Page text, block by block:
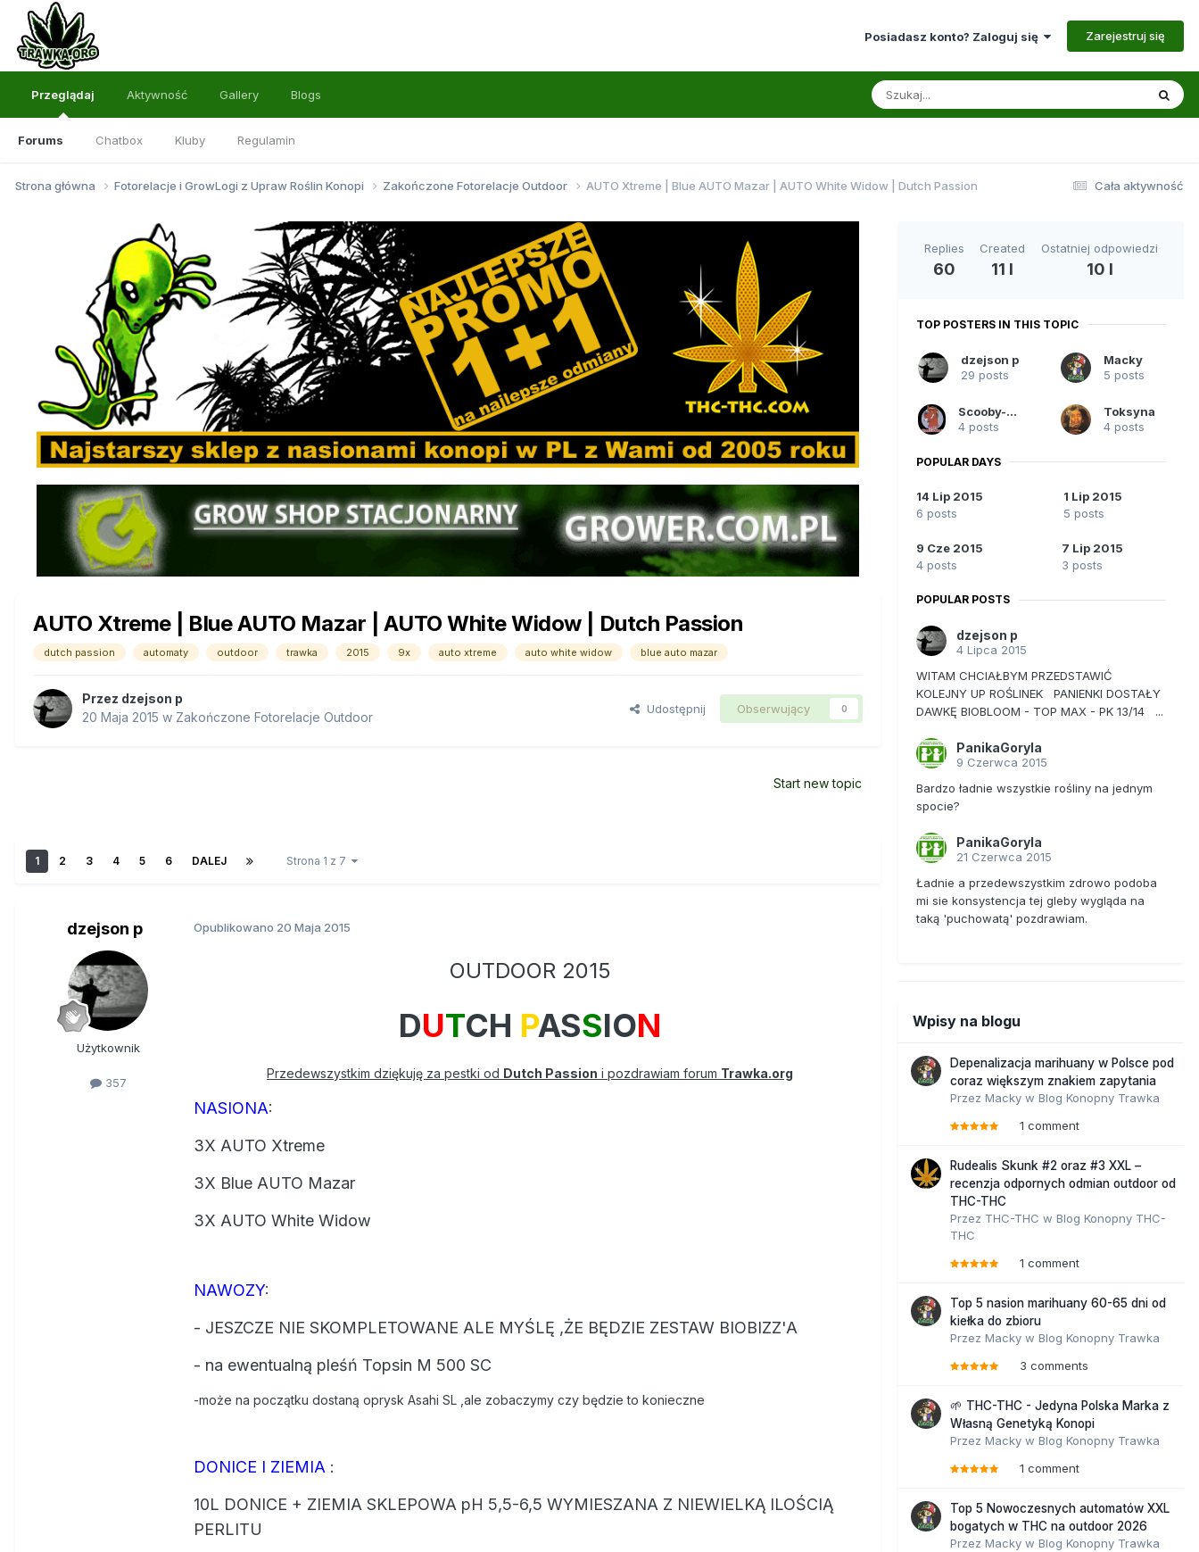
Posiadasz konto? Zaloguj się Zarejestruj się
Przeglądaj
Forums Chatbox Kluby Regulamin
Aktywność Gallery Blogs
Cała aktywność
Strona główna Fotorelacje i GrowLogi z Upraw Roślin Konopi Zakończone Fotorelacje Outdoor AUTO Xtreme | Blue AUTO Mazar | AUTO White Widow | Dutch Passion
AUTO Xtreme | Blue AUTO Mazar | AUTO White Widow | Dutch Passion
dutch passion automaty outdoor trawka 2015 9x auto xtreme auto white widow blue auto mazar
Przez dzejson p
20 Maja 2015 w Zakończone Fotorelacje Outdoor
Udostępnij Obserwujący 0
Start new topic
1 2 3 4 5 6 DALEJ Strona 1 z 7
dzejson p
Użytkownik
357
Opublikowano 20 Maja 2015
OUTDOOR 2015
DUTCH PASSION
Przedewszystkim dziękuję za pestki od Dutch Passion i pozdrawiam forum Trawka.org
NASIONA:
3X AUTO Xtreme
3X Blue AUTO Mazar
3X AUTO White Widow
NAWOZY:
- JESZCZE NIE SKOMPLETOWANE ALE MYŚLĘ ,ŻE BĘDZIE ZESTAW BIOBIZZ'A
- na ewentualną pleśń Topsin M 500 SC
-może na początku dostaną oprysk Asahi SL ,ale zobaczymy czy będzie to konieczne
DONICE I ZIEMIA :
10L DONICE + ZIEMIA SKLEPOWA pH 5,5-6,5 WYMIESZANA Z NIEWIELKĄ ILOŚCIĄ
PERLITU
Replies
60
Created
11 l
Ostatniej odpowiedzi
10 l
TOP POSTERS IN THIS TOPIC
dzejson p
29 posts
Macky
5 posts
Scooby-Doo
4 posts
Toksyna
4 posts
POPULAR DAYS
14 Lip 2015
6 posts
1 Lip 2015
5 posts
9 Cze 2015
4 posts
7 Lip 2015
3 posts
POPULAR POSTS
dzejson p
4 Lipca 2015
WITAM CHCIAŁBYM PRZEDSTAWIĆ
KOLEJNY UP ROŚLINEK PANIENKI DOSTAŁY
DAWKĘ BIOBLOOM - TOP MAX - PK 13/14 ...
PanikaGoryla
9 Czerwca 2015
Bardzo ładnie wszystkie rośliny na jednym
spocie?
PanikaGoryla
21 Czerwca 2015
Ładnie a przedewszystkim zdrowo podoba
mi sie konsystencja tej gleby wygląda na
taką 'puchowatą' pozdrawiam.
Wpisy na blogu
Depenalizacja marihuany w Polsce pod
coraz większym znakiem zapytania
Przez Macky w Blog Konopny Trawka
1 comment
Rudealis Skunk #2 oraz #3 XXL –
recenzja odpornych odmian outdoor od
THC-THC
Przez THC-THC w Blog Konopny THC-
THC
1 comment
Top 5 nasion marihuany 60-65 dni od
kiełka do zbioru
Przez Macky w Blog Konopny Trawka
3 comments
🌱 THC-THC - Jedyna Polska Marka z
Własną Genetyką Konopi
Przez Macky w Blog Konopny Trawka
1 comment
Top 5 Nowoczesnych automatów XXL
bogatych w THC na outdoor 2026
Przez Macky w Blog Konopny Trawka